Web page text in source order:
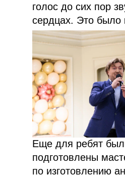
голос до сих пор
сердцах. Это было
Еще для ребят
подготовлены
по изготовлению